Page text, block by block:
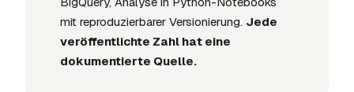
mit reproduzierbarer Versionierung. Jede
veröffentlichte Zahl hat eine
dokumentierte Quelle.